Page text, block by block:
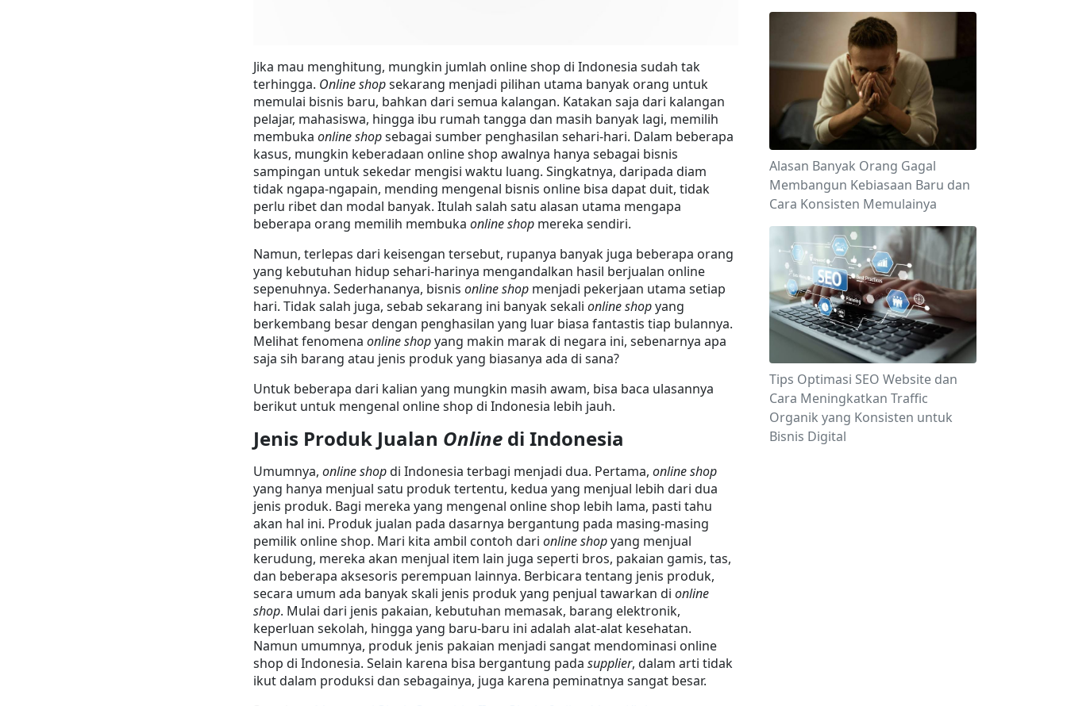
Jika mau menghitung, mungkin jumlah online shop di Indonesia sudah tak
terhingga. Online shop sekarang menjadi pilihan utama banyak orang untuk
memulai bisnis baru, bahkan dari semua kalangan. Katakan saja dari kalangan
pelajar, mahasiswa, hingga ibu rumah tangga dan masih banyak lagi, memilih
membuka online shop sebagai sumber penghasilan sehari-hari. Dalam beberapa
kasus, mungkin keberadaan online shop awalnya hanya sebagai bisnis
sampingan untuk sekedar mengisi waktu luang. Singkatnya, daripada diam
tidak ngapa-ngapain, mending mengenal bisnis online bisa dapat duit, tidak
perlu ribet dan modal banyak. Itulah salah satu alasan utama mengapa
beberapa orang memilih membuka online shop mereka sendiri.
Namun, terlepas dari keisengan tersebut, rupanya banyak juga beberapa orang
yang kebutuhan hidup sehari-harinya mengandalkan hasil berjualan online
sepenuhnya. Sederhananya, bisnis online shop menjadi pekerjaan utama setiap
hari. Tidak salah juga, sebab sekarang ini banyak sekali online shop yang
berkembang besar dengan penghasilan yang luar biasa fantastis tiap bulannya.
Melihat fenomena online shop yang makin marak di negara ini, sebenarnya apa
saja sih barang atau jenis produk yang biasanya ada di sana?
Untuk beberapa dari kalian yang mungkin masih awam, bisa baca ulasannya
berikut untuk mengenal online shop di Indonesia lebih jauh.
Jenis Produk Jualan Online di Indonesia
Umumnya, online shop di Indonesia terbagi menjadi dua. Pertama, online shop
yang hanya menjual satu produk tertentu, kedua yang menjual lebih dari dua
jenis produk. Bagi mereka yang mengenal online shop lebih lama, pasti tahu
akan hal ini. Produk jualan pada dasarnya bergantung pada masing-masing
pemilik online shop. Mari kita ambil contoh dari online shop yang menjual
kerudung, mereka akan menjual item lain juga seperti bros, pakaian gamis, tas,
dan beberapa aksesoris perempuan lainnya. Berbicara tentang jenis produk,
secara umum ada banyak skali jenis produk yang penjual tawarkan di online
shop. Mulai dari jenis pakaian, kebutuhan memasak, barang elektronik,
keperluan sekolah, hingga yang baru-baru ini adalah alat-alat kesehatan.
Namun umumnya, produk jenis pakaian menjadi sangat mendominasi online
shop di Indonesia. Selain karena bisa bergantung pada supplier, dalam arti tidak
ikut dalam produksi dan sebagainya, juga karena peminatnya sangat besar.
Alasan Banyak Orang Gagal
Membangun Kebiasaan Baru dan
Cara Konsisten Memulainya
Tips Optimasi SEO Website dan
Cara Meningkatkan Traffic
Organik yang Konsisten untuk
Bisnis Digital